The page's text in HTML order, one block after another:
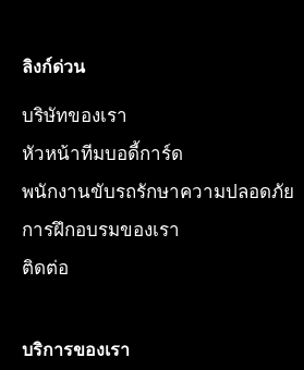
g
a
m
ลิงก์ด่วน
บริษัทของเรา
หัวหน้าทีมบอดี้การ์ด
พนักงานขับรถรักษาความปลอดภัย
การฝึกอบรมของเรา
ติดต่อ
บริการของเรา